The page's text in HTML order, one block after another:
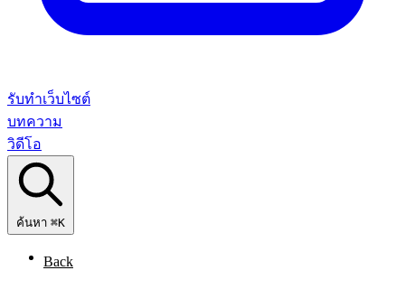
รับทำเว็บไซต์
บทความ
วิดีโอ
ค้นหา ⌘K
Back